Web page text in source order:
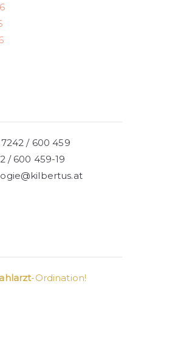
/ 600 459
/ 600 459-19
-Ordination!